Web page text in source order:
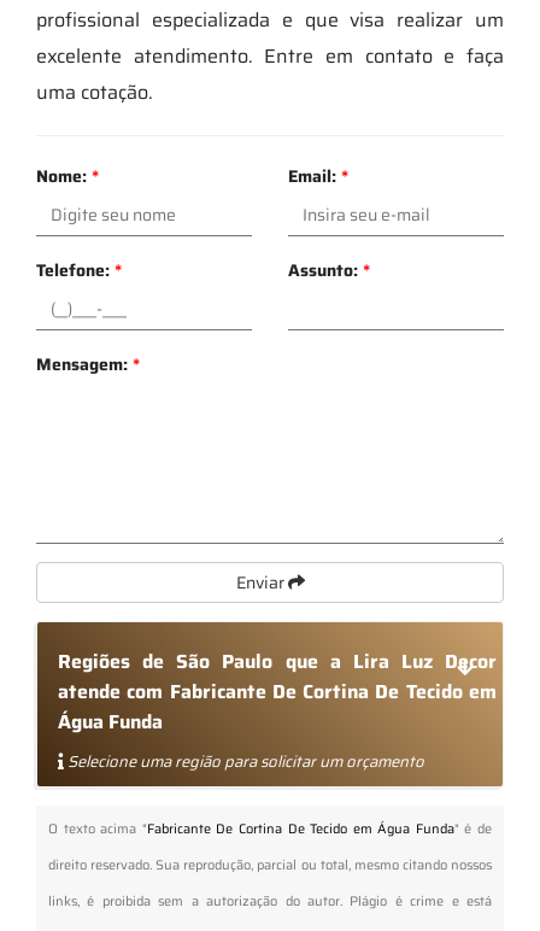
profissional especializada e que visa realizar um
excelente atendimento. Entre em contato e faça
uma cotação.
Nome:* Email:*
Telefone:* Assunto:*
Mensagem:*
Enviar
Regiões de São Paulo que a Lira Luz Decor
atende com Fabricante De Cortina De Tecido em
Água Funda
Selecione uma região para solicitar um orçamento
O texto acima "Fabricante De Cortina De Tecido em Água Funda" é de
direito reservado. Sua reprodução, parcial ou total, mesmo citando nossos
links, é proibida sem a autorização do autor. Plágio é crime e está